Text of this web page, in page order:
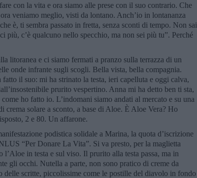
con la vita e ora siamo alle prese con il suo contrario. Che
veniamo meglio, visti da lontano. Anch’io in lontananza
è, ti sembra passato in fretta, senza sconti di tempo. Non sai
più, c’è qualcuno nello specchio, ma non sei più tu”. Perché
litoranea e ci siamo fermati a pranzo sulla terrazza di un
onde infrante sugli scogli. Bella vista, bella compagnia.
il suo: mi ha strinato la testa, ieri capelluta e oggi calva,
prurito vespertino. Anna mi ha detto ben ti sta,
ho fatto io. L’indomani siamo andati al mercato e su una
crema solare a sconto, a base di Aloe. È Aloe Vera? Ho
2 e 80. Un affarone.
podistica solidale a Marina, la quota d’iscrizione
“Per Donare La Vita”. Si va presto, per la maglietta
in testa e sul viso. Il prurito alla testa passa, ma in
gli occhi. Nutella a parte, non sono pratico di creme da
delle scritte, piccolissime come le postille del diavolo in fondo